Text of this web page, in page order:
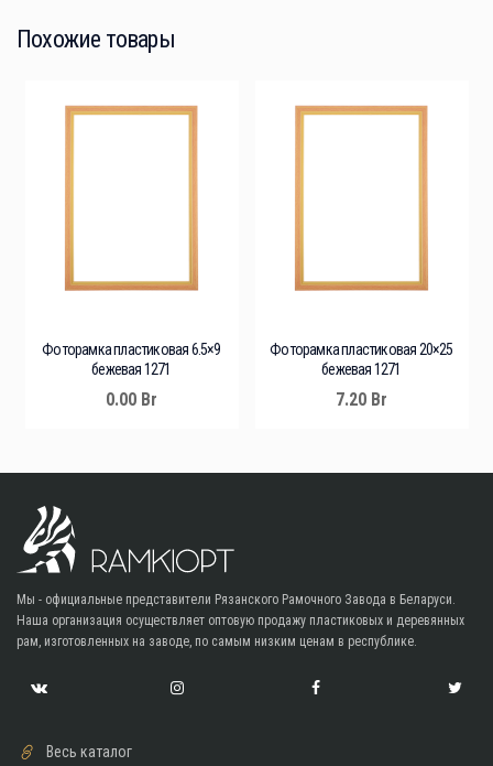
Похожие товары
Фоторамка пластиковая 6.5×9
бежевая 1271
0.00 Br
Фоторамка пластиковая 20×25
бежевая 1271
7.20 Br
Мы - официальные представители Рязанского Рамочного Завода в Беларуси.
Наша организация осуществляет оптовую продажу пластиковых и деревянных
рам, изготовленных на заводе, по самым низким ценам в республике.
Весь каталог